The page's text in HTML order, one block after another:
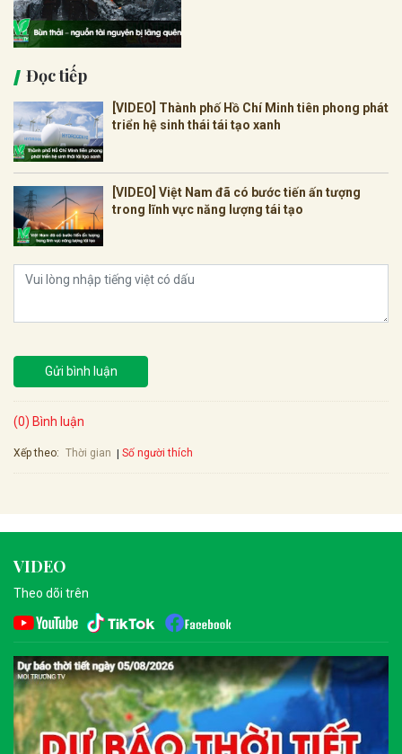
Đọc tiếp
[VIDEO] Thành phố Hồ Chí Minh tiên phong phát
triển hệ sinh thái tái tạo xanh
[VIDEO] Việt Nam đã có bước tiến ấn tượng
trong lĩnh vực năng lượng tái tạo
Gửi bình luận
(0) Bình luận
Xếp theo: Thời gian Số người thích
VIDEO
Theo dõi trên